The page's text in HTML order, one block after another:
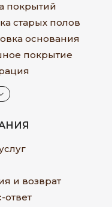
покрытий
старых полов
основания
покрытие
и возврат
ответ